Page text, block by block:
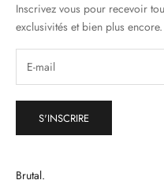
Inscrivez vous pour recevoir
exclusivités et bien plus encore.
S'INSCRIRE
Brutal.